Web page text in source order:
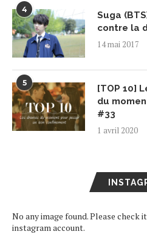
4
Suga
contre la
14 mai 2017
5
[TOP 10]
du
#33
1 avril 2020
No any image found. Please
instagram account.